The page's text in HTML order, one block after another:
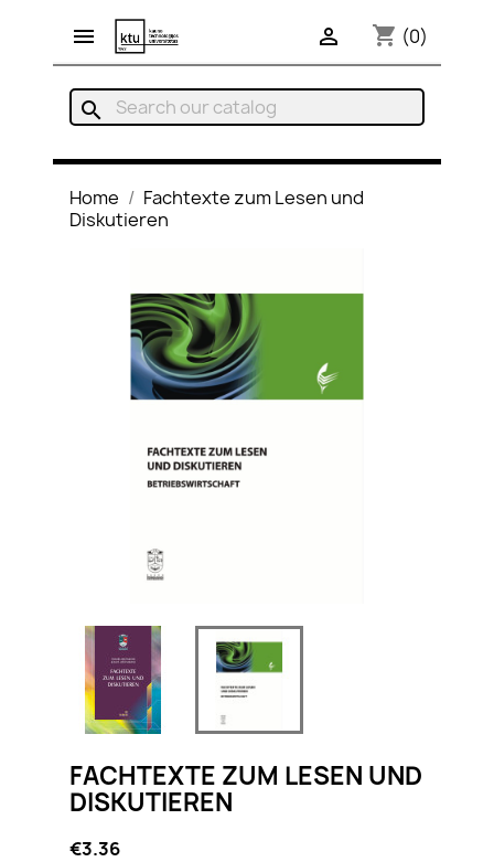
 shopping_cart (0)

search
Home
Fachtexte zum Lesen und
Diskutieren
FACHTEXTE ZUM LESEN UND
DISKUTIEREN
€3.36